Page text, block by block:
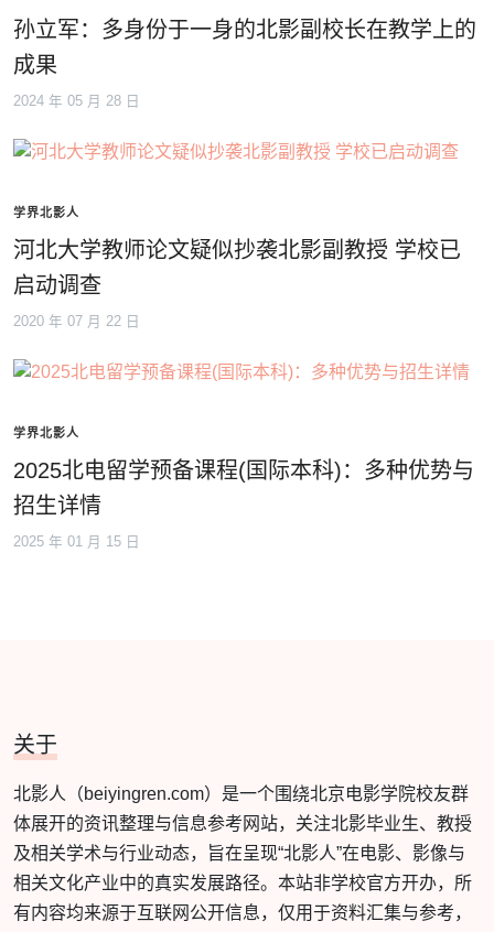
孙立军：多身份于一身的北影副校长在教学上的
成果
2024 年 05 月 28 日
学界北影人
河北大学教师论文疑似抄袭北影副教授 学校已
启动调查
2020 年 07 月 22 日
学界北影人
2025北电留学预备课程(国际本科)：多种优势与
招生详情
2025 年 01 月 15 日
关于
北影人（beiyingren.com）是一个围绕北京电影学院校友群
体展开的资讯整理与信息参考网站，关注北影毕业生、教授
及相关学术与行业动态，旨在呈现“北影人”在电影、影像与
相关文化产业中的真实发展路径。本站非学校官方开办，所
有内容均来源于互联网公开信息，仅用于资料汇集与参考，